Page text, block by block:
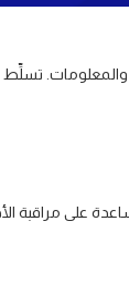
على مراقبة